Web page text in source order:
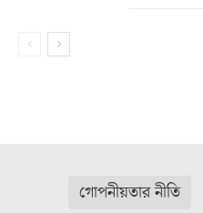
গোপনীয়তার নীতি